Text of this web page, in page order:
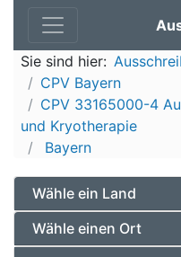
Sie sind hier:
CPV Bayern
CPV 33165000-4
und Kryotherapie
Bayern
Wähle ein Land
Wähle einen Ort